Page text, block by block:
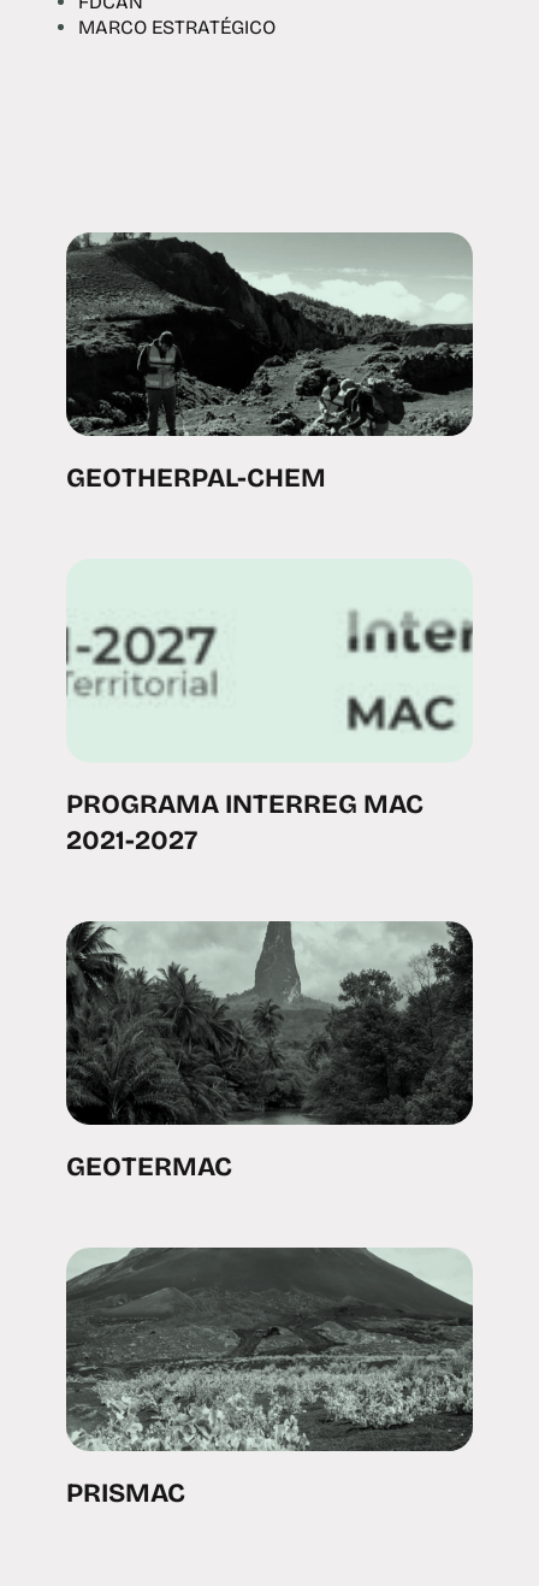
MARCO ESTRATÉGICO
GEOTHERPAL-CHEM
PROGRAMA INTERREG MAC
2021-2027
GEOTERMAC
PRISMAC